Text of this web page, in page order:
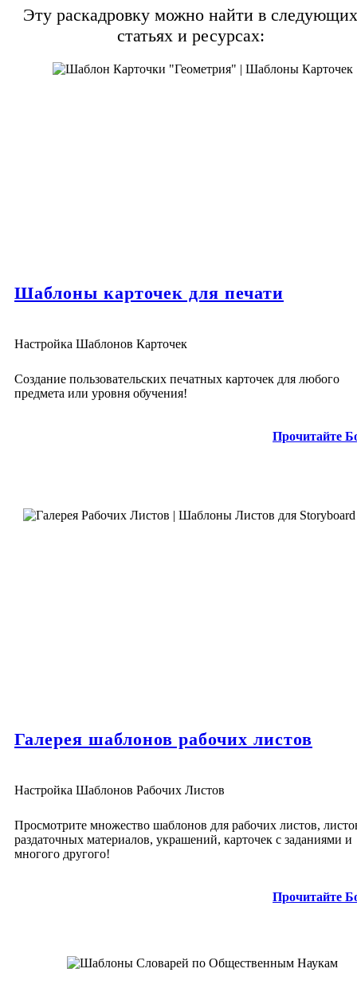
Эту раскадровку можно найти в следующих
статьях и ресурсах:
Шаблоны карточек для печати
Настройка Шаблонов Карточек
Создание пользовательских печатных карточек для любого
предмета или уровня обучения!
Прочитайте
Галерея шаблонов рабочих листов
Настройка Шаблонов Рабочих Листов
Просмотрите множество шаблонов для рабочих листов,
раздаточных материалов, украшений, карточек с заданиями и
многого другого!
Прочитайте